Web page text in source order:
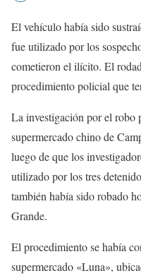
El vehículo había sido
fue utilizado por los
cometieron el ilícito. El
procedimiento policial que
La investigación por el robo
supermercado chino de
luego de que los
utilizado por los tres
también había sido robado
Grande.
El procedimiento se había
supermercado «Luna»,